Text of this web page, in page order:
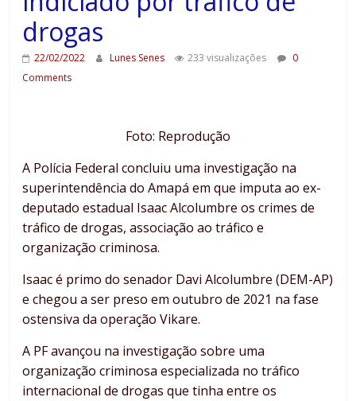
drogas
22/02/2022 Lunes Senes 233 visualizações
0
Comments
Foto: Reprodução
A Polícia Federal concluiu uma investigação na
superintendência do Amapá em que imputa ao ex-
deputado estadual Isaac Alcolumbre os crimes de
tráfico de drogas, associação ao tráfico e
organização criminosa.
Isaac é primo do senador Davi Alcolumbre (DEM-AP)
e chegou a ser preso em outubro de 2021 na fase
ostensiva da operação Vikare.
A PF avançou na investigação sobre uma
organização criminosa especializada no tráfico
internacional de drogas que tinha entre os